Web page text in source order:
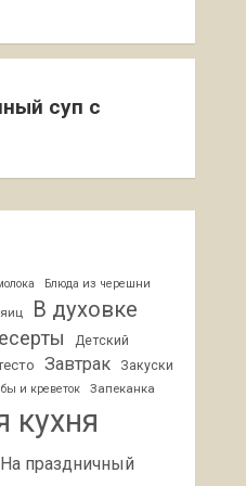
суп с
Блюда из черешни
В духовке
Детский
Завтрак
Закуски
и креветок Запеканка
кухня
На праздничный